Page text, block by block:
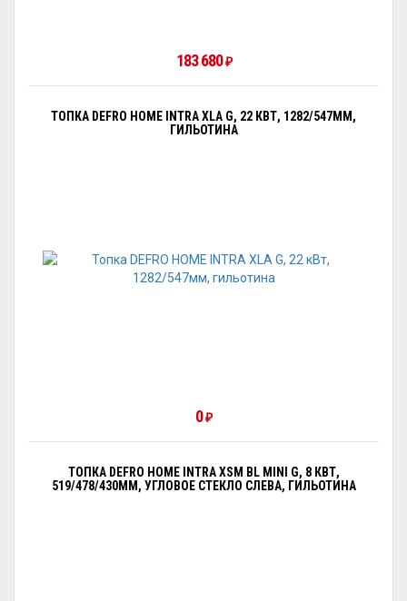
183 680₽
ТОПКА DEFRO HOME INTRA XLA G, 22 КВТ, 1282/547ММ,
ГИЛЬОТИНА
0₽
ТОПКА DEFRO HOME INTRA XSM BL MINI G, 8 КВТ,
519/478/430ММ, УГЛОВОЕ СТЕКЛО СЛЕВА, ГИЛЬОТИНА